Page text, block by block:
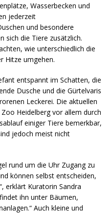
Wasserbecken und
jederzeit
und besondere
sich die Tiere zusätzlich.
wie unterschiedlich die
Hitze umgehen.
entspannt im Schatten, die
Dusche und die Gürtelvaris
Leckerei. Die aktuellen
Heidelberg vor allem durch
einiger Tiere bemerkbar,
jedoch meist nicht
rund um die Uhr Zugang zu
können selbst entscheiden,
erklärt Kuratorin Sandra
ihn unter Bäumen,
Auch kleine und